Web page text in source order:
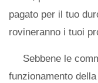
pagato per il tuo
rovineranno i tuoi
Sebbene le
funzionamento